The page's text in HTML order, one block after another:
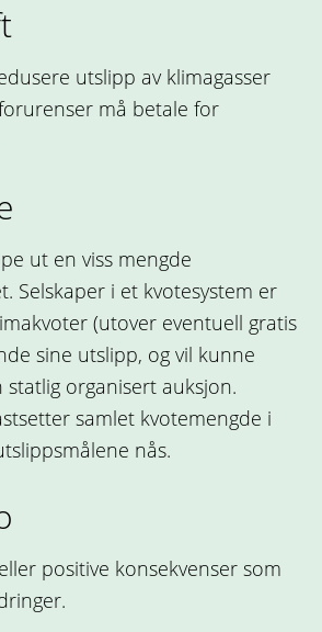
utslipp av klimagasser
må betale for
ut en viss mengde
Selskaper i et kvotesystem er
(utover eventuell gratis
sine utslipp, og vil kunne
statlig organisert auksjon.
samlet kvotemengde i
nås.
positive konsekvenser som